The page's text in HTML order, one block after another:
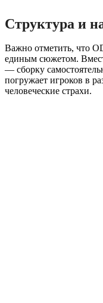
Структура и
Важно отметить, что
единым сюжетом.
— сборку
погружает игроков в
человеческие страхи.